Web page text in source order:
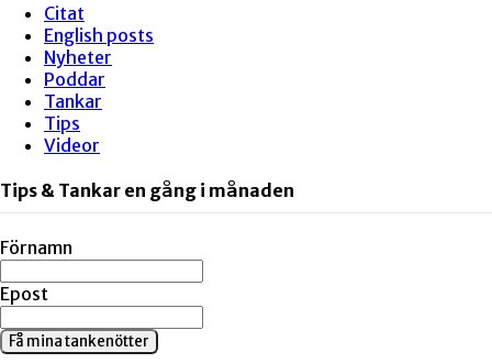
Citat
English posts
Nyheter
Poddar
Tankar
Tips
Videor
Tips & Tankar en gång i månaden
Förnamn
Epost
Få mina tankenötter